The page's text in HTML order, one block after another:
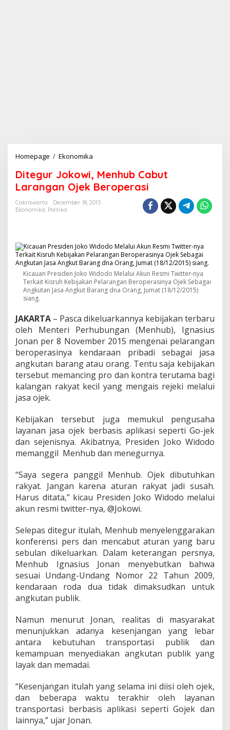
Homepage / Ekonomika
e
g
u
o
w
i
,
M
e
u
b
C
a
u
t
L
n
g
a
n
e
k
e
r
o
p
e
r
s
i
Ditegur Jokowi, Menhub Cabut
Larangan Ojek Beroperasi
Cakrawarta
December 18, 2015
Ekonomika, Politika
Kicauan Presiden Joko Widodo Melalui Akun Resmi Twitter-nya
Terkait Kisruh Kebijakan Pelarangan Beroperasinya Ojek Sebagai
Angkutan Jasa Angkut Barang dna Orang, Jumat (18/12/2015)
siang.
JAKARTA – Pasca dikeluarkannya kebijakan terbaru
oleh Menteri Perhubungan (Menhub), Ignasius
Jonan per 8 November 2015 mengenai pelarangan
beroperasinya kendaraan pribadi sebagai jasa
angkutan barang atau orang. Tentu saja kebijakan
tersebut memancing pro dan kontra terutama bagi
kalangan rakyat kecil yang mengais rejeki melalui
jasa ojek.
Kebijakan tersebut juga memukul pengusaha
layanan jasa ojek berbasis aplikasi seperti Go-jek
dan sejenisnya. Akibatnya, Presiden Joko Widodo
memanggil Menhub dan menegurnya.
“Saya segera panggil Menhub. Ojek dibutuhkan
rakyat. Jangan karena aturan rakyat jadi susah.
Harus ditata,” kicau Presiden Joko Widodo melalui
akun resmi twitter-nya, @Jokowi.
Selepas ditegur itulah, Menhub menyelenggarakan
konferensi pers dan mencabut aturan yang baru
sebulan dikeluarkan. Dalam keterangan persnya,
Menhub Ignasius Jonan menyebutkan bahwa
sesuai Undang-Undang Nomor 22 Tahun 2009,
kendaraan roda dua tidak dimaksudkan untuk
angkutan publik.
Namun menurut Jonan, realitas di masyarakat
menunjukkan adanya kesenjangan yang lebar
antara kebutuhan transportasi publik dan
kemampuan menyediakan angkutan publik yang
layak dan memadai.
“Kesenjangan itulah yang selama ini diisi oleh ojek,
dan beberapa waktu terakhir oleh layanan
transportasi berbasis aplikasi seperti Gojek dan
lainnya,” ujar Jonan.